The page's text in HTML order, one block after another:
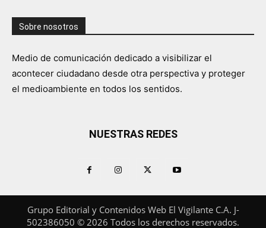
Sobre nosotros
Medio de comunicación dedicado a visibilizar el
acontecer ciudadano desde otra perspectiva y proteger
el medioambiente en todos los sentidos.
NUESTRAS REDES
Grupo Editorial y Contenidos Web El Vigilante C.A. J-
502386050 © 2026 Todos los derechos reservados.